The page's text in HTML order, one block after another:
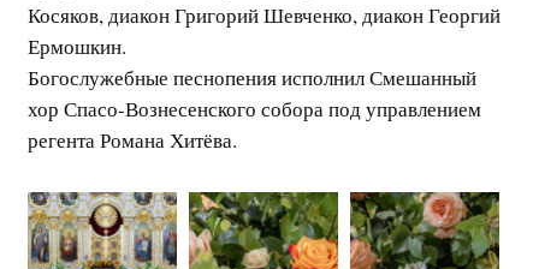
Косяков, диакон Григорий Шевченко, диакон Георгий
Ермошкин.
Богослужебные песнопения исполнил Смешанный
хор Спасо-Вознесенского собора под управлением
регента Романа Хитёва.